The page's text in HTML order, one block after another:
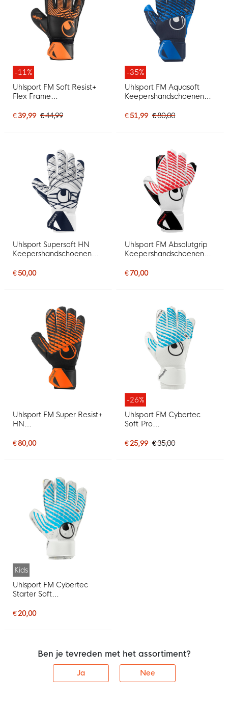
-11%
Uhlsport FM Soft Resist+
Flex Frame
Zwart Oranje
€ 39,99 € 44,99
-35%
Uhlsport FM Aquasoft
Keepershandschoenen
€ 51,99 € 80,00
Uhlsport Supersoft HN
Keepershandschoenen
€ 50,00
Uhlsport FM Absolutgrip
Keepershandschoenen
€ 70,00
Uhlsport FM Super Resist+
HN
Zwart Feloranje
€ 80,00
-26%
Uhlsport FM Cybertec
Soft Pro
Wit Felblauw Zwart
€ 25,99 € 35,00
Kids
Uhlsport FM Cybertec
Starter Soft
Kids Wit Felblauw Zwart
€ 20,00
Ben je tevreden met het assortiment?
Ja Nee